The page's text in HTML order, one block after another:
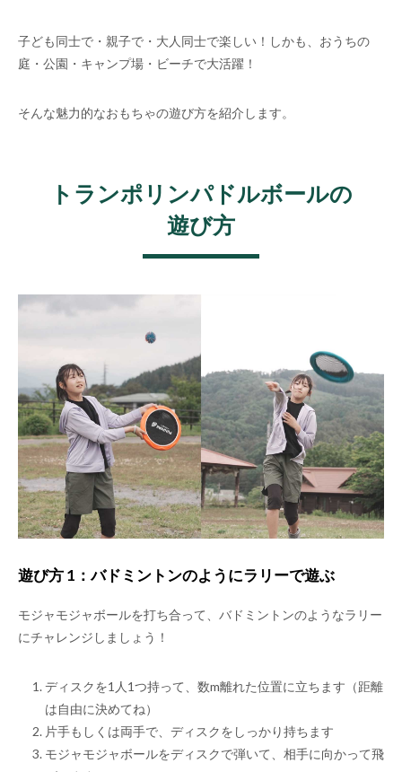
子ども同士で・親子で・大人同士で楽しい！しかも、おうちの
庭・公園・キャンプ場・ビーチで大活躍！
そんな魅力的なおもちゃの遊び方を紹介します。
トランポリンパドルボールの
遊び方
遊び方 1：バドミントンのようにラリーで遊ぶ
モジャモジャボールを打ち合って、バドミントンのようなラリー
にチャレンジしましょう！
ディスクを1人1つ持って、数m離れた位置に立ちます（距離
は自由に決めてね）
片手もしくは両手で、ディスクをしっかり持ちます
モジャモジャボールをディスクで弾いて、相手に向かって飛